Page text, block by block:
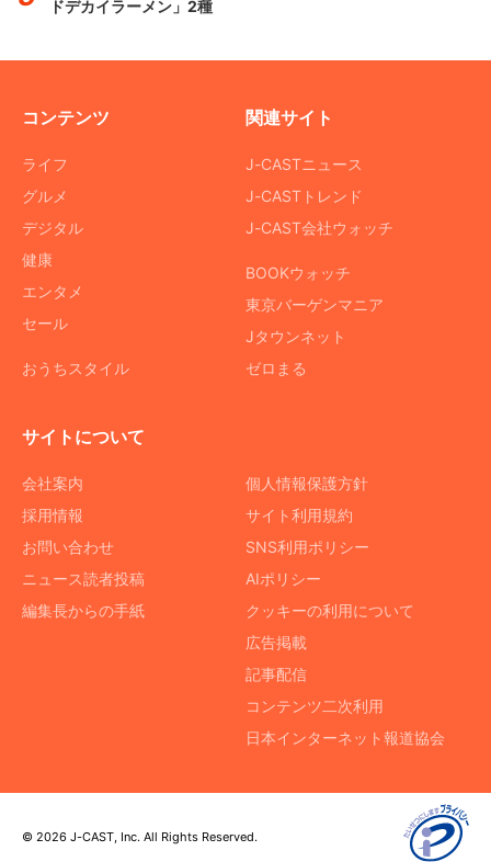
ドデカイラーメン」2種
コンテンツ
ライフ
グルメ
デジタル
健康
エンタメ
セール
おうちスタイル
関連サイト
J-CASTニュース
J-CASTトレンド
J-CAST会社ウォッチ
BOOKウォッチ
東京バーゲンマニア
Jタウンネット
ゼロまる
サイトについて
会社案内
採用情報
お問い合わせ
ニュース読者投稿
編集長からの手紙
個人情報保護方針
サイト利用規約
SNS利用ポリシー
AIポリシー
クッキーの利用について
広告掲載
記事配信
コンテンツ二次利用
日本インターネット報道協会
© 2026 J-CAST, Inc. All Rights Reserved.